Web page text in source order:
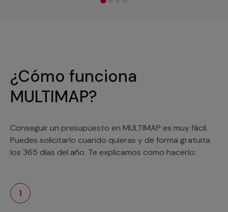
¿Cómo funciona
MULTIMAP?
Conseguir un presupuesto en MULTIMAP es muy fácil.
Puedes solicitarlo cuando quieras y de forma gratuita
los 365 días del año. Te explicamos como hacerlo:
1